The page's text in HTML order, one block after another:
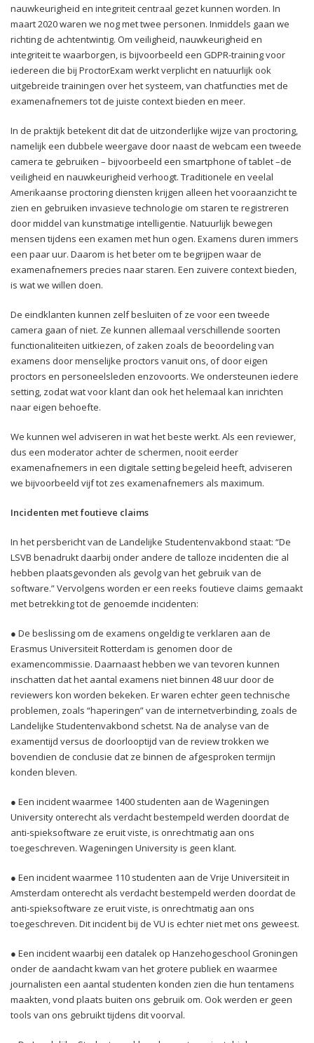
nauwkeurigheid en integriteit centraal gezet kunnen worden. In
maart 2020 waren we nog met twee personen. Inmiddels gaan we
richting de achtentwintig. Om veiligheid, nauwkeurigheid en
integriteit te waarborgen, is bijvoorbeeld een GDPR-training voor
iedereen die bij ProctorExam werkt verplicht en natuurlijk ook
uitgebreide trainingen over het systeem, van chatfuncties met de
examenafnemers tot de juiste context bieden en meer.
In de praktijk betekent dit dat de uitzonderlijke wijze van proctoring,
namelijk een dubbele weergave door naast de webcam een tweede
camera te gebruiken – bijvoorbeeld een smartphone of tablet –de
veiligheid en nauwkeurigheid verhoogt. Traditionele en veelal
Amerikaanse proctoring diensten krijgen alleen het vooraanzicht te
zien en gebruiken invasieve technologie om staren te registreren
door middel van kunstmatige intelligentie. Natuurlijk bewegen
mensen tijdens een examen met hun ogen. Examens duren immers
een paar uur. Daarom is het beter om te begrijpen waar de
examenafnemers precies naar staren. Een zuivere context bieden,
is wat we willen doen.
De eindklanten kunnen zelf besluiten of ze voor een tweede
camera gaan of niet. Ze kunnen allemaal verschillende soorten
functionaliteiten uitkiezen, of zaken zoals de beoordeling van
examens door menselijke proctors vanuit ons, of door eigen
proctors en personeelsleden enzovoorts. We ondersteunen iedere
setting, zodat wat voor klant dan ook het helemaal kan inrichten
naar eigen behoefte.
We kunnen wel adviseren in wat het beste werkt. Als een reviewer,
dus een moderator achter de schermen, nooit eerder
examenafnemers in een digitale setting begeleid heeft, adviseren
we bijvoorbeeld vijf tot zes examenafnemers als maximum.
Incidenten met foutieve claims
In het persbericht van de Landelijke Studentenvakbond staat: “De
LSVB benadrukt daarbij onder andere de talloze incidenten die al
hebben plaatsgevonden als gevolg van het gebruik van de
software.” Vervolgens worden er een reeks foutieve claims gemaakt
met betrekking tot de genoemde incidenten:
● De beslissing om de examens ongeldig te verklaren aan de
Erasmus Universiteit Rotterdam is genomen door de
examencommissie. Daarnaast hebben we van tevoren kunnen
inschatten dat het aantal examens niet binnen 48 uur door de
reviewers kon worden bekeken. Er waren echter geen technische
problemen, zoals “haperingen” van de internetverbinding, zoals de
Landelijke Studentenvakbond schetst. Na de analyse van de
examentijd versus de doorlooptijd van de review trokken we
bovendien de conclusie dat ze binnen de afgesproken termijn
konden bleven.
● Een incident waarmee 1400 studenten aan de Wageningen
University onterecht als verdacht bestempeld werden doordat de
anti-spieksoftware ze eruit viste, is onrechtmatig aan ons
toegeschreven. Wageningen University is geen klant.
● Een incident waarmee 110 studenten aan de Vrije Universiteit in
Amsterdam onterecht als verdacht bestempeld werden doordat de
anti-spieksoftware ze eruit viste, is onrechtmatig aan ons
toegeschreven. Dit incident bij de VU is echter niet met ons geweest.
● Een incident waarbij een datalek op Hanzehogeschool Groningen
onder de aandacht kwam van het grotere publiek en waarmee
journalisten een aantal studenten konden zien die hun tentamens
maakten, vond plaats buiten ons gebruik om. Ook werden er geen
tools van ons gebruikt tijdens dit voorval.